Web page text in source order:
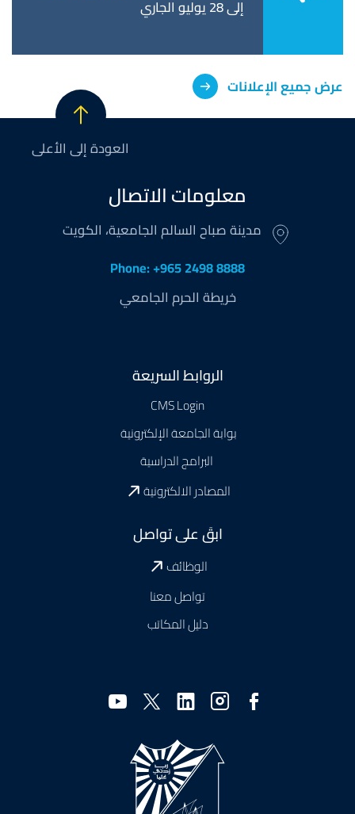
إلى 28 يوليو الجاري
عرض جميع الإعلانات
العودة إلى الأعلى
معلومات الاتصال
مدينة صباح السالم الجامعية، الكويت
Phone: +965 2498 8888
خريطة الحرم الجامعي
الروابط السريعة
CMS Login
بوابة الجامعة الإلكترونية
البرامج الدراسية
المصادر الالكترونية
ابقَ على تواصل
الوظائف
تواصل معنا
دليل المكاتب